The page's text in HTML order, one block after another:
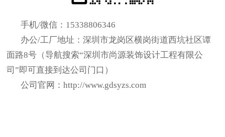
手机/微信：15338806346
办公/工厂地址：深圳市龙岗区横岗街道西坑社区谭
面路8号（导航搜索“深圳市尚源装饰设计工程有限公
司”即可直接到达公司门口）
公司官网：http://www.gdsyzs.com